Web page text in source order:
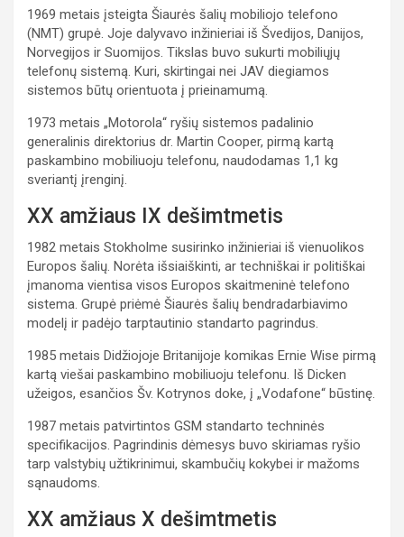
1969 metais įsteigta Šiaurės šalių mobiliojo telefono
(NMT) grupė. Joje dalyvavo inžinieriai iš Švedijos, Danijos,
Norvegijos ir Suomijos. Tikslas buvo sukurti mobiliųjų
telefonų sistemą. Kuri, skirtingai nei JAV diegiamos
sistemos būtų orientuota į prieinamumą.
1973 metais „Motorola“ ryšių sistemos padalinio
generalinis direktorius dr. Martin Cooper, pirmą kartą
paskambino mobiliuoju telefonu, naudodamas 1,1 kg
sveriantį įrenginį.
XX amžiaus IX dešimtmetis
1982 metais Stokholme susirinko inžinieriai iš vienuolikos
Europos šalių. Norėta išsiaiškinti, ar techniškai ir politiškai
įmanoma vientisa visos Europos skaitmeninė telefono
sistema. Grupė priėmė Šiaurės šalių bendradarbiavimo
modelį ir padėjo tarptautinio standarto pagrindus.
1985 metais Didžiojoje Britanijoje komikas Ernie Wise pirmą
kartą viešai paskambino mobiliuoju telefonu. Iš Dicken
užeigos, esančios Šv. Kotrynos doke, į „Vodafone“ būstinę.
1987 metais patvirtintos GSM standarto techninės
specifikacijos. Pagrindinis dėmesys buvo skiriamas ryšio
tarp valstybių užtikrinimui, skambučių kokybei ir mažoms
sąnaudoms.
XX amžiaus X dešimtmetis